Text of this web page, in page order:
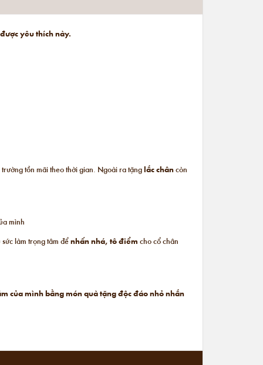
yêu thích này.
tồn mãi theo thời gian. Ngoài ra tặnglắc châncòn
mình
làm trọng tâm đểnhấn nhá, tô điểmcho cổ chân
của mình bằng món quà tặng độc đáo nhỏ nhắn